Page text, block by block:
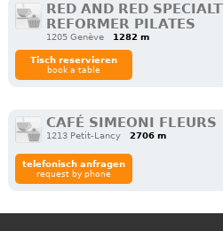
RED AND RED
REFORMER PILATES
1205 Genève 1282 m
Tisch reservieren
book a table
CAFÉ SIMEONI FLEURS
1213 Petit-Lancy 2706 m
telefonisch anfragen
request by phone